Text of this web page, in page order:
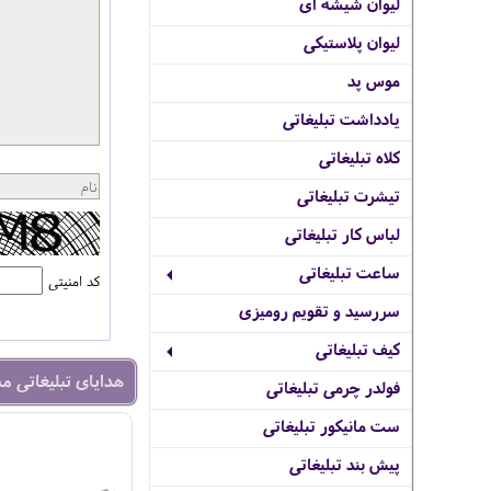
لیوان پلاستیکی
موس پد
یادداشت تبلیغاتی
کلاه تبلیغاتی
تیشرت تبلیغاتی
لباس کار تبلیغاتی
ساعت تبلیغاتی
سررسید و تقویم رومیزی
کیف تبلیغاتی
فولدر چرمی تبلیغاتی
ست مانیکور تبلیغاتی
پیش بند تبلیغاتی
کد امنیتی
هدایای تبلیغاتی